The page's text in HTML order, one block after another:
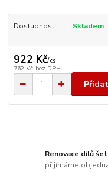
Dostupnost Skladem
922 Kč/ks
762 Kč bez DPH
Renovace dílů
přijímáme